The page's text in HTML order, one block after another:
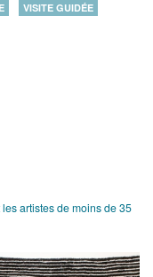
VISITE GUIDÉE
artistes de moins de 35